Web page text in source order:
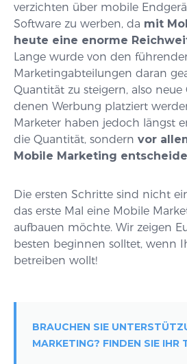
verzichten über mobile
Software zu werben, da mit
heute eine enorme
Lange wurde von den
Marketingabteilungen daran
Quantität zu steigern, also
denen Werbung platziert
Marketer haben jedoch längst
die Quantität, sondern vor
Mobile Marketing
Die ersten Schritte sind nicht
das erste Mal eine Mobile
aufbauen möchte. Wir zeigen
besten beginnen solltet, wenn
betreiben wollt!
BRAUCHEN SIE
MARKETING? FINDEN SIE IHR